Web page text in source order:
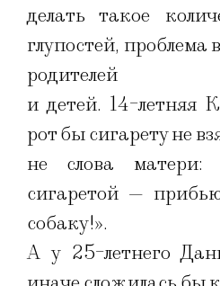
делать такое
глупостей,
родителей
и детей. 14-летняя
рот бы сигарету не
не слова
сигаретой —
собаку!».
А у 25-летнего